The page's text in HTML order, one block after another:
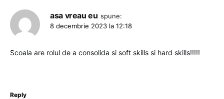
asa vreau eu spune:
8 decembrie 2023 la 12:18
Scoala are rolul de a consolida si soft skills si hard skills!!!!!
Reply